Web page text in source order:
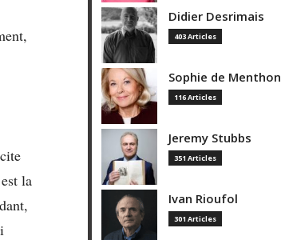
la
Didier Desrimais
403 Articles
Sophie de Menthon
116 Articles
Jeremy Stubbs
351 Articles
Ivan Rioufol
301 Articles